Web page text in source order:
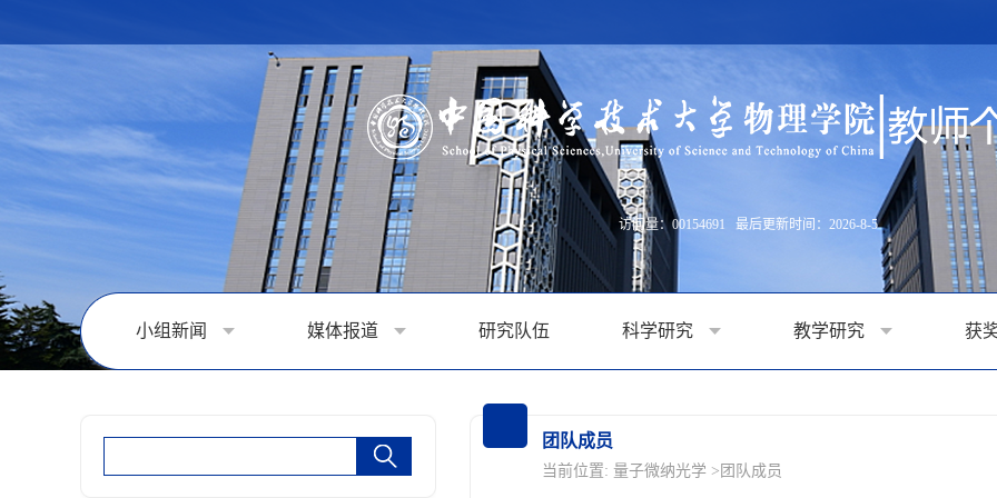
访问量： 00154691 最后更新时间： 2026-8-5
小组新闻 媒体报道 研究队伍 科学研究 教学研究 获
团队成员
当前位置: 量子微纳光学 >团队成员